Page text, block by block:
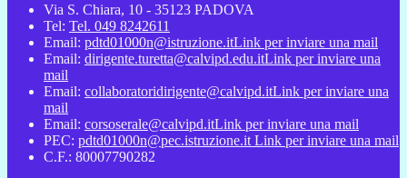
Via S. Chiara, 10 - 35123 PADOVA
Tel: Tel. 049 8242611
Email: pdtd01000n@istruzione.itLink per inviare una mail
Email: dirigente.turetta@calvipd.edu.itLink per inviare una
mail
Email: collaboratoridirigente@calvipd.itLink per inviare una
mail
Email: corsoserale@calvipd.itLink per inviare una mail
PEC: pdtd01000n@pec.istruzione.it Link per inviare una mail
C.F.: 80007790282